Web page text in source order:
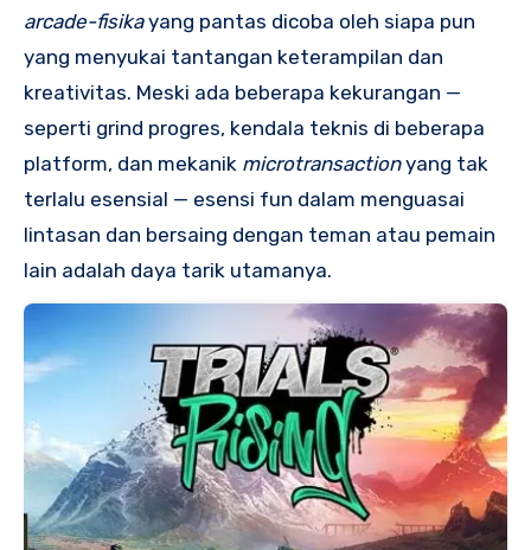
arcade-fisikayang pantas dicoba oleh siapa pun
yang menyukai tantangan keterampilan dan
kreativitas. Meski ada beberapa kekurangan —
seperti grind progres, kendala teknis di beberapa
platform, dan mekanik microtransactionyang tak
terlalu esensial — esensi fun dalam menguasai
lintasan dan bersaing dengan teman atau pemain
lain adalah daya tarik utamanya.